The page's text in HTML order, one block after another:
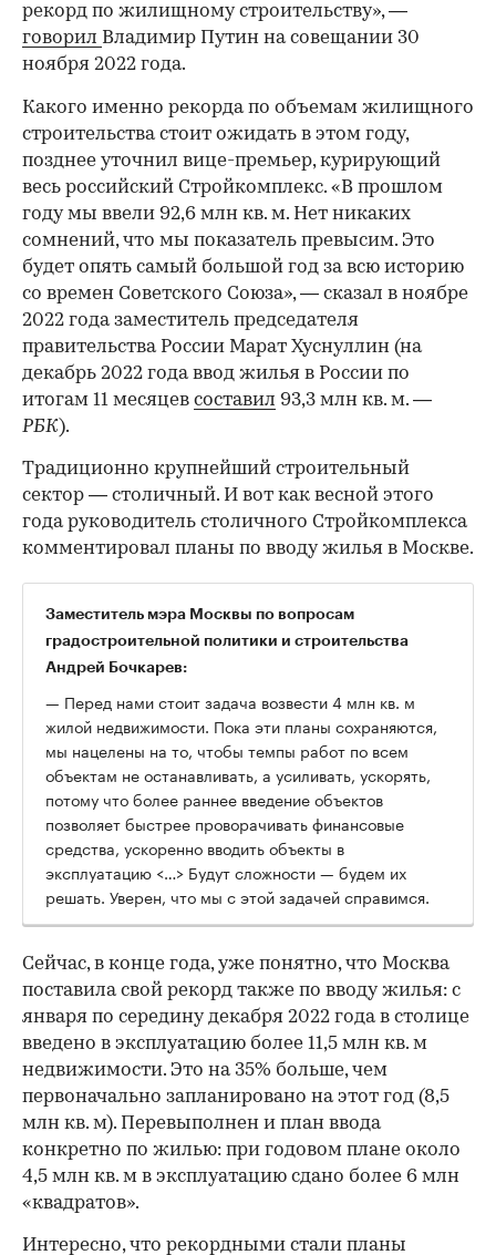
рекорд по жилищному строительству», —
говорил Владимир Путин на совещании 30
ноября 2022 года.
Какого именно рекорда по объемам жилищного
строительства стоит ожидать в этом году,
позднее уточнил вице-премьер, курирующий
весь российский Стройкомплекс. «В прошлом
году мы ввели 92,6 млн кв. м. Нет никаких
сомнений, что мы показатель превысим. Это
будет опять самый большой год за всю историю
со времен Советского Союза», — сказал в ноябре
2022 года заместитель председателя
правительства России Марат Хуснуллин (на
декабрь 2022 года ввод жилья в России по
итогам 11 месяцев составил 93,3 млн кв. м. —
РБК).
Традиционно крупнейший строительный
сектор — столичный. И вот как весной этого
года руководитель столичного Стройкомплекса
комментировал планы по вводу жилья в Москве.
Заместитель мэра Москвы по вопросам
градостроительной политики и строительства
Андрей Бочкарев:
— Перед нами стоит задача возвести 4 млн кв. м
жилой недвижимости. Пока эти планы сохраняются,
мы нацелены на то, чтобы темпы работ по всем
объектам не останавливать, а усиливать, ускорять,
потому что более раннее введение объектов
позволяет быстрее проворачивать финансовые
средства, ускоренно вводить объекты в
эксплуатацию <…> Будут сложности — будем их
решать. Уверен, что мы с этой задачей справимся.
Сейчас, в конце года, уже понятно, что Москва
поставила свой рекорд также по вводу жилья: с
января по середину декабря 2022 года в столице
введено в эксплуатацию более 11,5 млн кв. м
недвижимости. Это на 35% больше, чем
первоначально запланировано на этот год (8,5
млн кв. м). Перевыполнен и план ввода
конкретно по жилью: при годовом плане около
4,5 млн кв. м в эксплуатацию сдано более 6 млн
«квадратов».
Интересно, что рекордными стали планы